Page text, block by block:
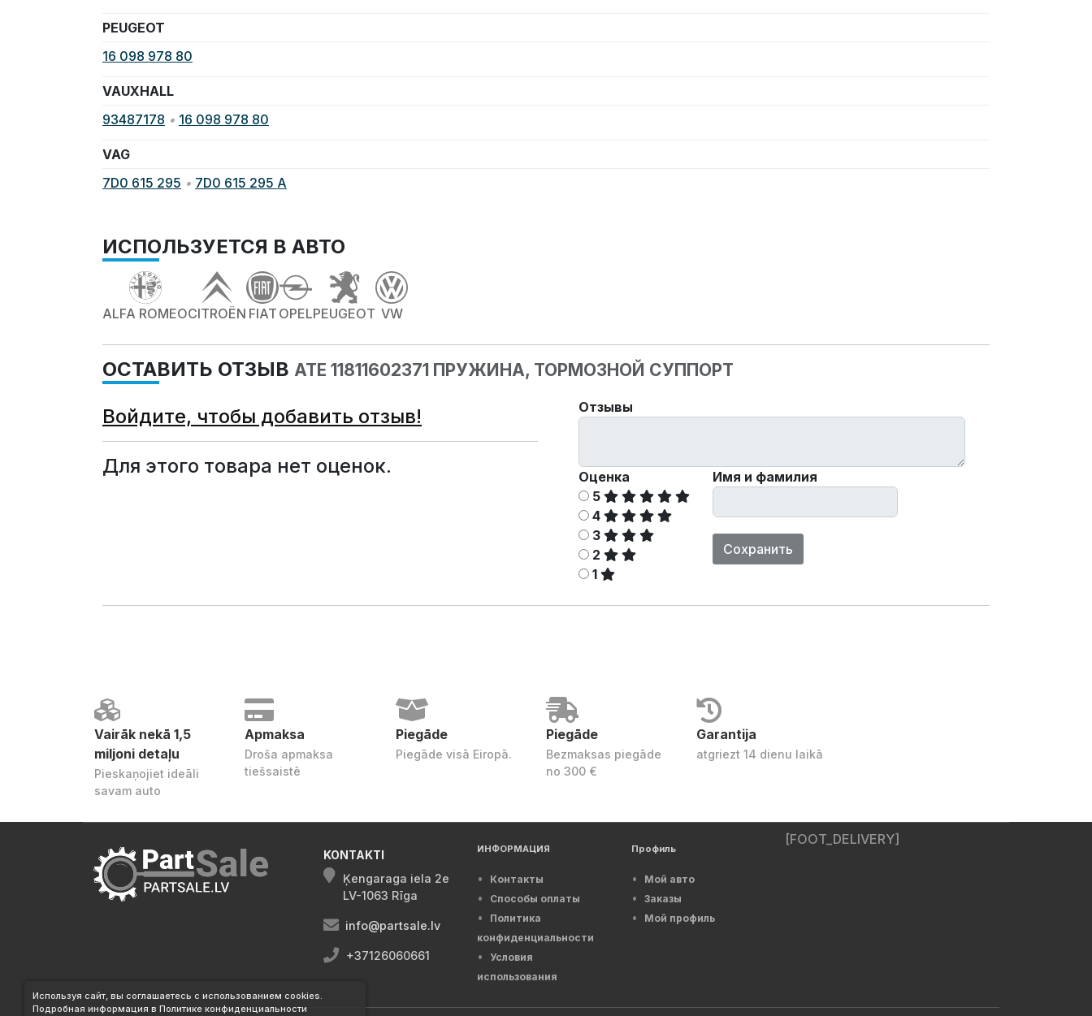
PEUGEOT
16 098 978 80
VAUXHALL
93487178 • 16 098 978 80
VAG
7D0 615 295 • 7D0 615 295 A
ИСПОЛЬЗУЕТСЯ В АВТО
ALFA ROMEOCITROËN FIAT OPELPEUGEOT VW
ОСТАВИТЬ ОТЗЫВ ATE 11811602371 ПРУЖИНА, ТОРМОЗНОЙ СУППОРТ
Войдите, чтобы добавить отзыв!
Для этого товара нет оценок.
Отзывы
Оценка
5
4
3
2
1
Имя и фамилия
Сохранить
Vairāk nekā 1,5
miljoni detaļu
Pieskaņojiet ideāli
savam auto
Apmaksa
Droša apmaksa
tiešsaistē
Piegāde
Piegāde visā Eiropā.
Piegāde
Bezmaksas piegāde
no 300 €
Garantija
atgriezt 14 dienu laikā
KONTAKTI
Ķengaraga iela 2e
LV-1063 Rīga
info@partsale.lv
+37126060661
ИНФОРМАЦИЯ
Контакты
Способы оплаты
Политика
конфиденциальности
Условия
использования
Профиль
Мой авто
Заказы
Мой профиль
[FOOT_DELIVERY]
Используя сайт, вы соглашаетесь с использованием cookies.
Подробная информация в Политике конфиденциальности